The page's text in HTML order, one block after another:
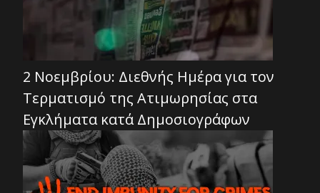
2 Νοεμβρίου: Διεθνής Ημέρα για τον
Τερματισμό της Ατιμωρησίας στα
Εγκλήματα κατά Δημοσιογράφων